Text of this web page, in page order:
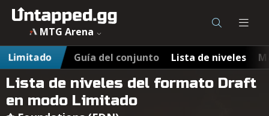
MTG Arena
Limitado
Guía del conjunto Lista de niveles
Lista de niveles del formato Draft
en modo Limitado